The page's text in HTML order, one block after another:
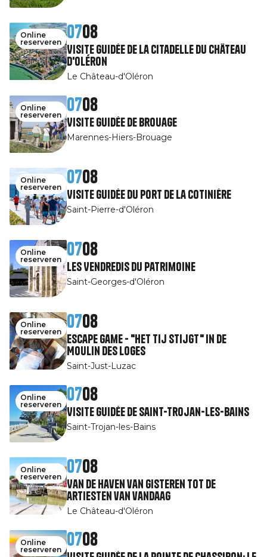
Online
reserveren
0708
Visite guidée de la Citadelle du Château
d'Oléron
Le Château-d'Oléron
Online
reserveren
0708
Visite guidée de Brouage
Marennes-Hiers-Brouage
Online
reserveren
0708
Visite guidée du port de la Cotinière
Saint-Pierre-d'Oléron
Online
reserveren
0708
Les Vendredis du patrimoine
Saint-Georges-d'Oléron
Online
reserveren
0708
Escape Game - "Het tij stijgt" in de
Moulin des Loges
Saint-Just-Luzac
Online
reserveren
0708
Visite guidée de Saint-Trojan-les-Bains
Saint-Trojan-les-Bains
Online
reserveren
0708
Van de haven van gisteren tot de
artiesten van vandaag
Le Château-d'Oléron
Online
reserveren
0708